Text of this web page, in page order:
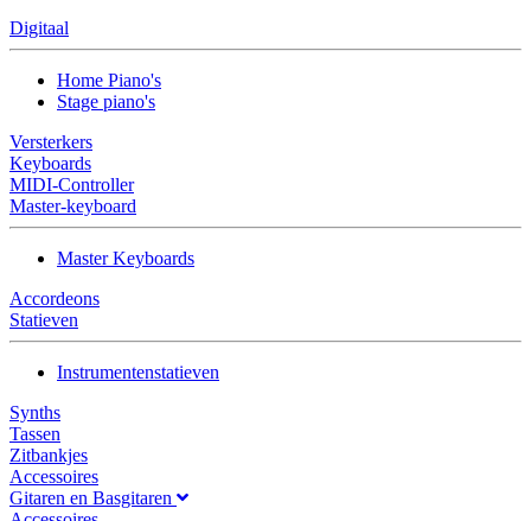
Digitaal
Home Piano's
Stage piano's
Versterkers
Keyboards
MIDI-Controller
Master-keyboard
Master Keyboards
Accordeons
Statieven
Instrumentenstatieven
Synths
Tassen
Zitbankjes
Accessoires
Gitaren en Basgitaren